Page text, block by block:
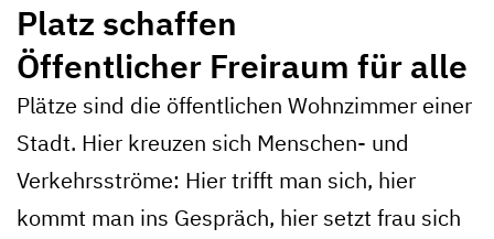
Platz schaffen
Öffentlicher Freiraum für alle
Plätze sind die öffentlichen Wohnzimmer einer
Stadt. Hier kreuzen sich Menschen- und
Verkehrsströme: Hier trifft man sich, hier
kommt man ins Gespräch, hier setzt frau sich